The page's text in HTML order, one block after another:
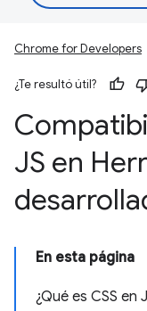
Chrome for Developers
¿Te resultó útil?
JS en
En esta página
¿Qué es CSS en